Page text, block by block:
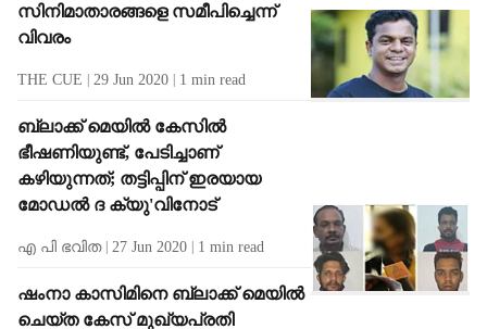
സിനിമാതാരങ്ങളെ സമീപിച്ചെന്ന്
വിവരം
THE CUE 29 Jun 2020 1 min read
ബ്ലാക്ക് മെയില്‍ കേസില്‍
ഭീഷണിയുണ്ട്, പേടിച്ചാണ്
കഴിയുന്നത്; തട്ടിപ്പിന് ഇരയായ
മോഡല്‍ ദ ക്യു'വിനോട്
എ പി ഭവിത 27 Jun 2020 1 min read
ഷംനാ കാസിമിനെ ബ്ലാക്ക് മെയില്‍
ചെയ്ത കേസ് മുഖ്യപ്രതി